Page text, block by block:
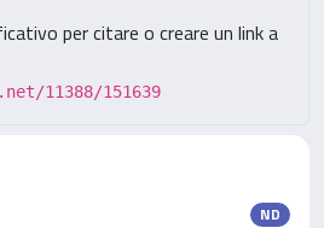
per citare o creare un link a
11388/151639
ND